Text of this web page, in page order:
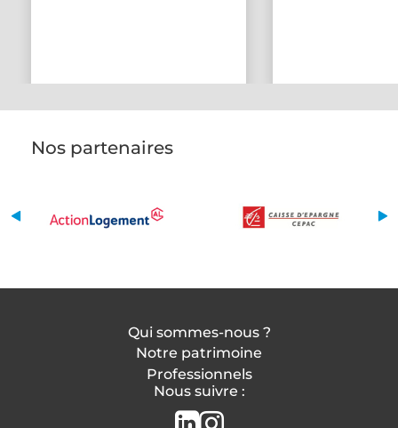
Nos partenaires
Qui sommes-nous ?
Notre patrimoine
Professionnels
Nous suivre :